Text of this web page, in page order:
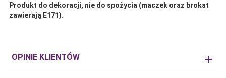
Produkt do dekoracji, nie do spożycia (maczek oraz brokat
zawierają E171).
OPINIE KLIENTÓW